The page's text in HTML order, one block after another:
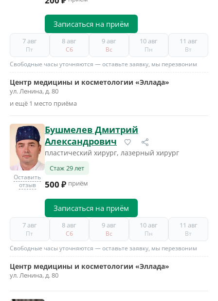
Записаться на приём
7 авг
Пт
8 авг
Сб
9 авг
Вс
10 авг
Пн
11 авг
Вт
Свободные часы уточняются — оставьте заявку, мы перезвоним
Центр медицины и косметологии «Эллада»
ул. Ленина, д. 80
и ещё 1 место приёма
Оставить
отзыв
Бушмелев Дмитрий
Александрович
пластический хирург, лазерный хирург
Стаж 29 лет
500 ₽ приём
Записаться на приём
7 авг
Пт
8 авг
Сб
9 авг
Вс
10 авг
Пн
11 авг
Вт
Свободные часы уточняются — оставьте заявку, мы перезвоним
Центр медицины и косметологии «Эллада»
ул. Ленина, д. 80